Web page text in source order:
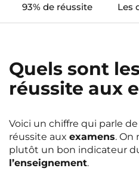
Nantes
Noisy-Le-Grand
Pau
Rennes
93% de réussite Les
Quels sont
réussite aux
Voici un chiffre qui parle
réussite aux examens. On
plutôt un bon indicateur
l’enseignement.